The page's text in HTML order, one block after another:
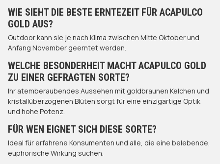
WIE SIEHT DIE BESTE ERNTEZEIT FÜR ACAPULCO
GOLD AUS?
Outdoor kann sie je nach Klima zwischen Mitte Oktober und
Anfang November geerntet werden.
WELCHE BESONDERHEIT MACHT ACAPULCO GOLD
ZU EINER GEFRAGTEN SORTE?
Ihr atemberaubendes Aussehen mit goldbraunen Kelchen und
kristallüberzogenen Blüten sorgt für eine einzigartige Optik
und hohe Potenz.
FÜR WEN EIGNET SICH DIESE SORTE?
Ideal für erfahrene Konsumenten und alle, die eine belebende,
euphorische Wirkung suchen.